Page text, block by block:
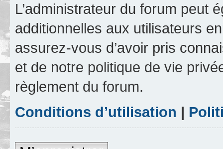
L’administrateur du forum peut
additionnelles aux utilisateurs
assurez-vous d’avoir pris
et de notre politique de vie
règlement du forum.
Conditions d’utilisation |